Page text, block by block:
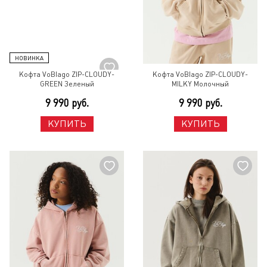
Кофта VoBlago ZIP-CLOUDY-
GREEN Зеленый
9 990 руб.
КУПИТЬ
Кофта VoBlago ZIP-CLOUDY-
MILKY Молочный
9 990 руб.
КУПИТЬ